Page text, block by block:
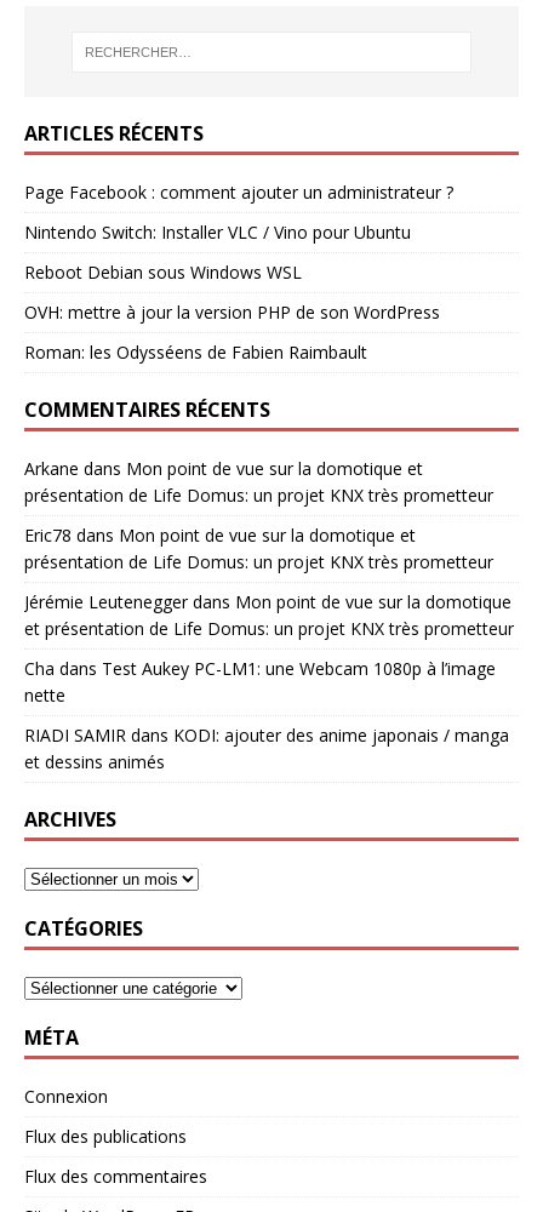
ARTICLES RÉCENTS
Page Facebook : comment ajouter un administrateur ?
Nintendo Switch: Installer VLC / Vino pour Ubuntu
Reboot Debian sous Windows WSL
OVH: mettre à jour la version PHP de son WordPress
Roman: les Odysséens de Fabien Raimbault
COMMENTAIRES RÉCENTS
Arkane dans Mon point de vue sur la domotique et
présentation de Life Domus: un projet KNX très prometteur
Eric78 dans Mon point de vue sur la domotique et
présentation de Life Domus: un projet KNX très prometteur
Jérémie Leuteneggerdans Mon point de vue sur la domotique
et présentation de Life Domus: un projet KNX très prometteur
Cha dans Test Aukey PC-LM1: une Webcam 1080p à l’image
nette
RIADI SAMIR dans KODI: ajouter des anime japonais / manga
et dessins animés
ARCHIVES
CATÉGORIES
MÉTA
Connexion
Flux des publications
Flux des commentaires